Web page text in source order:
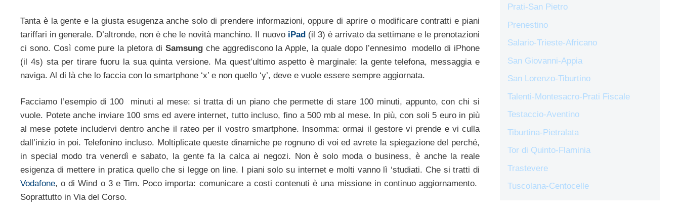
Tanta è la gente e la giusta esugenza anche solo di prendere informazioni, oppure di aprire o modificare contratti e piani
tariffari in generale. D’altronde, non è che le novità manchino. Il nuovo iPad (il 3) è arrivato da settimane e le prenotazioni
ci sono. Così come pure la pletora di Samsungche aggrediscono la Apple, la quale dopo l’ennesimo modello di iPhone
(il 4s) sta per tirare fuoru la sua quinta versione. Ma quest’ultimo aspetto è marginale: la gente telefona, messaggia e
naviga. Al di là che lo faccia con lo smartphone ‘x’ e non quello ‘y’, deve e vuole essere sempre aggiornata.
Facciamo l’esempio di 100 minuti al mese: si tratta di un piano che permette di stare 100 minuti, appunto, con chi si
vuole. Potete anche inviare 100 sms ed avere internet, tutto incluso, fino a 500 mb al mese. In più, con soli 5 euro in più
al mese potete includervi dentro anche il rateo per il vostro smartphone. Insomma: ormai il gestore vi prende e vi culla
dall’inizio in poi. Telefonino incluso. Moltiplicate queste dinamiche pe rognuno di voi ed avrete la spiegazione del perché,
in special modo tra venerdì e sabato, la gente fa la calca ai negozi. Non è solo moda o business, è anche la reale
esigenza di mettere in pratica quello che si legge on line. I piani solo su internet e molti vanno lì ‘studiati. Che si tratti di
Vodafone, o di Wind o 3 e Tim. Poco importa: comunicare a costi contenuti è una missione in continuo aggiornamento.
Soprattutto in Via del Corso.
Prati-San Pietro
Prenestino
Salario-Trieste-Africano
San Giovanni-Appia
San Lorenzo-Tiburtino
Talenti-Montesacro-Prati Fiscale
Testaccio-Aventino
Tiburtina-Pietralata
Tor di Quinto-Flaminia
Trastevere
Tuscolana-Centocelle